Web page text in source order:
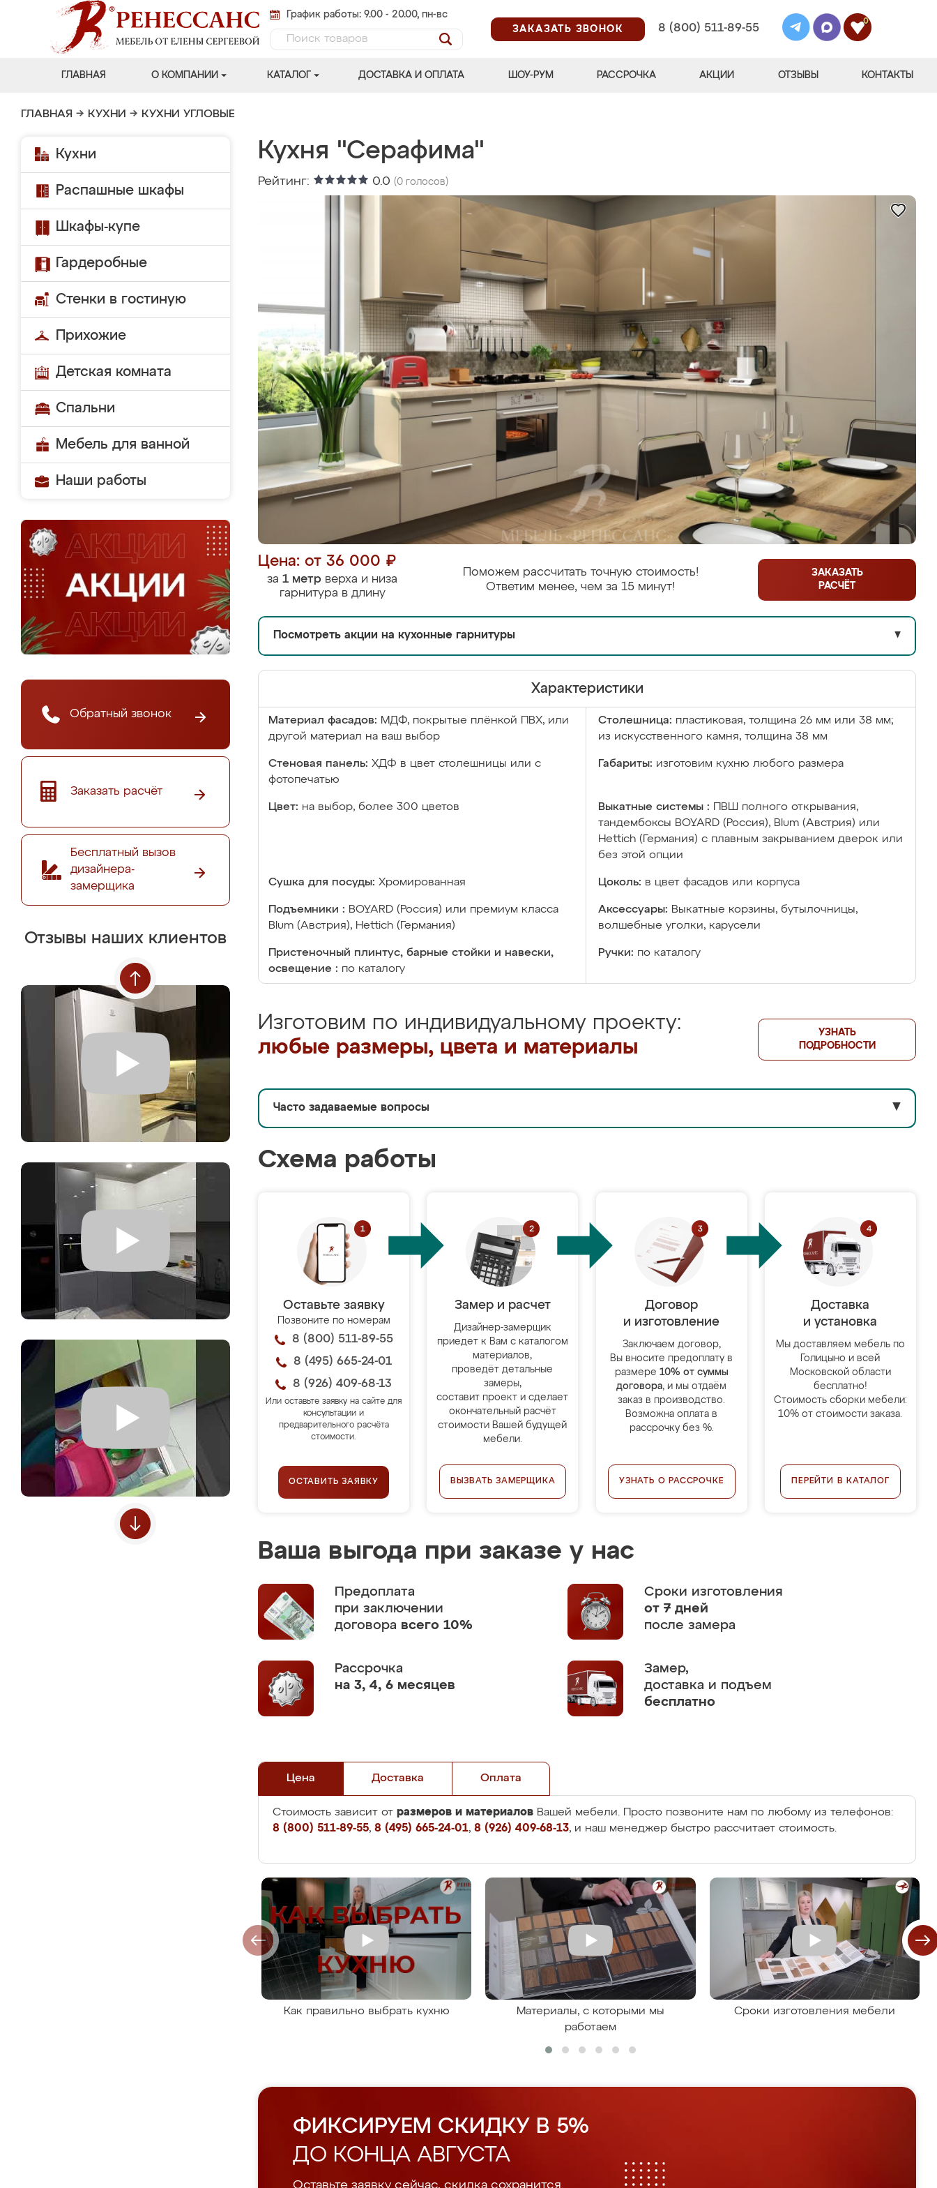
График работы: 9.00 - 20.00, пн-вс
ЗАКАЗАТЬ ЗВОНОК
8 (800) 511-89-55
0
ГЛАВНАЯ О КОМПАНИИ КАТАЛОГ ДОСТАВКА И ОПЛАТА ШОУ-РУМ РАССРОЧКА АКЦИИ ОТЗЫВЫ КОНТАКТЫ
ГЛАВНАЯ → КУХНИ → КУХНИ УГЛОВЫЕ
Кухни
Распашные шкафы
Шкафы-купе
Гардеробные
Стенки в гостиную
Прихожие
Детская комната
Спальни
Мебель для ванной
Наши работы
Обратный звонок
Заказать расчёт
Бесплатный вызов
дизайнера-
замерщика
Отзывы наших клиентов
Кухня "Серафима"
Рейтинг: 0.0 (0 голосов)
Цена: от 36 000 ₽
за 1 метр верха и низа
гарнитура в длину
Поможем рассчитать точную стоимость!
Ответим менее, чем за 15 минут!
ЗАКАЗАТЬ
РАСЧЁТ
Посмотреть акции на кухонные гарнитуры ▼
Характеристики
Материал фасадов: МДФ, покрытые плёнкой ПВХ, или
другой материал на ваш выбор
Столешница: пластиковая, толщина 26 мм или 38 мм;
из искусственного камня, толщина 38 мм
Стеновая панель: ХДФ в цвет столешницы или с
фотопечатью
Габариты: изготовим кухню любого размера
Цвет: на выбор, более 300 цветов Выкатные системы :
ПВШ полного открывания,
тандембоксы BOYARD (Россия), Blum (Австрия) или
Hettich (Германия) с плавным закрыванием дверок или
без этой опции
Сушка для посуды: Хромированная Цоколь: в цвет фасадов или корпуса
Подъемники : BOYARD (Россия) или премиум класса
Blum (Австрия), Hettich (Германия)
Аксессуары: Выкатные корзины, бутылочницы,
волшебные уголки, карусели
Пристеночный плинтус, барные стойки и навески,
освещение : по каталогу
Ручки: по каталогу
Изготовим по индивидуальному проекту:
любые размеры, цвета и материалы
УЗНАТЬ
ПОДРОБНОСТИ
Часто задаваемые вопросы ▼
Схема работы
Оставьте заявку
Позвоните по номерам
8 (800) 511-89-55
8 (495) 665-24-01
8 (926) 409-68-13
Или оставьте заявку на сайте для
консультации и
предварительного расчёта
стоимости.
ОСТАВИТЬ ЗАЯВКУ
Замер и расчет
Дизайнер-замерщик
приедет к Вам с каталогом
материалов,
проведёт детальные
замеры,
составит проект и сделает
окончательный расчёт
стоимости Вашей будущей
мебели.
ВЫЗВАТЬ ЗАМЕРЩИКА
Договор
и изготовление
Заключаем договор,
Вы вносите предоплату в
размере 10% от суммы
договора, и мы отдаём
заказ в производство.
Возможна оплата в
рассрочку без %.
УЗНАТЬ О РАССРОЧКЕ
Доставка
и установка
Мы доставляем мебель по
Голицыно и всей
Московской области
бесплатно!
Стоимость сборки мебели:
10% от стоимости заказа.
ПЕРЕЙТИ В КАТАЛОГ
Ваша выгода при заказе у нас
Предоплата
при заключении
договора всего 10%
Сроки изготовления
от 7 дней
после замера
Рассрочка
на 3, 4, 6 месяцев
Замер,
доставка и подъем
бесплатно
Цена Доставка Оплата
Стоимость зависит от размеров и материалов Вашей мебели. Просто позвоните нам по любому из телефонов:
8 (800) 511-89-55, 8 (495) 665-24-01, 8 (926) 409-68-13, и наш менеджер быстро рассчитает стоимость.
Как правильно выбрать кухню
Материалы, с которыми мы
работаем
Сроки изготовления мебели
ФИКСИРУЕМ СКИДКУ В 5%
ДО КОНЦА АВГУСТА
Оставьте заявку сейчас, скидка сохранится.